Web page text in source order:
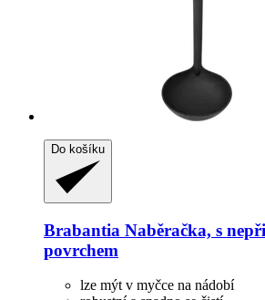
Do košíku
Brabantia Naběračka, s
povrchem
lze mýt v myčce na nádobí